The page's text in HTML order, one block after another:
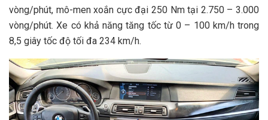
vòng/phút, mô-men xoắn cực đại 250 Nm tại 2.750 – 3.000
vòng/phút. Xe có khả năng tăng tốc từ 0 – 100 km/h trong
8,5 giây tốc độ tối đa 234 km/h.